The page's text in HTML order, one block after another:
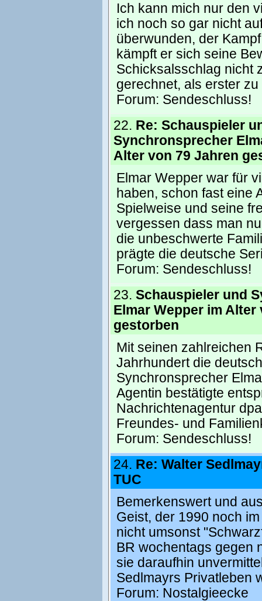
Ich kann mich nur den
ich noch so gar nicht
überwunden, der
kämpft er sich seine
Schicksalsschlag nicht
gerechnet, als erster zu
Forum: Sendeschluss!
22. Re: Schauspieler
Synchronsprecher
Alter von 79 Jahren
Elmar Wepper war für
haben, schon fast eine
Spielweise und seine
vergessen dass man
die unbeschwerte
prägte die deutsche
Forum: Sendeschluss!
23. Schauspieler und
Elmar Wepper im Alter
gestorben
Mit seinen zahlreichen
Jahrhundert die
Synchronsprecher
Agentin bestätigte
Nachrichtenagentur
Freundes- und
Forum: Sendeschluss!
24. Re: Walter
TUC
Bemerkenswert und
Geist, der 1990 noch
nicht umsonst
BR wochentags gegen
sie daraufhin
Sedlmayrs Privatleben
Forum: Nostalgieecke